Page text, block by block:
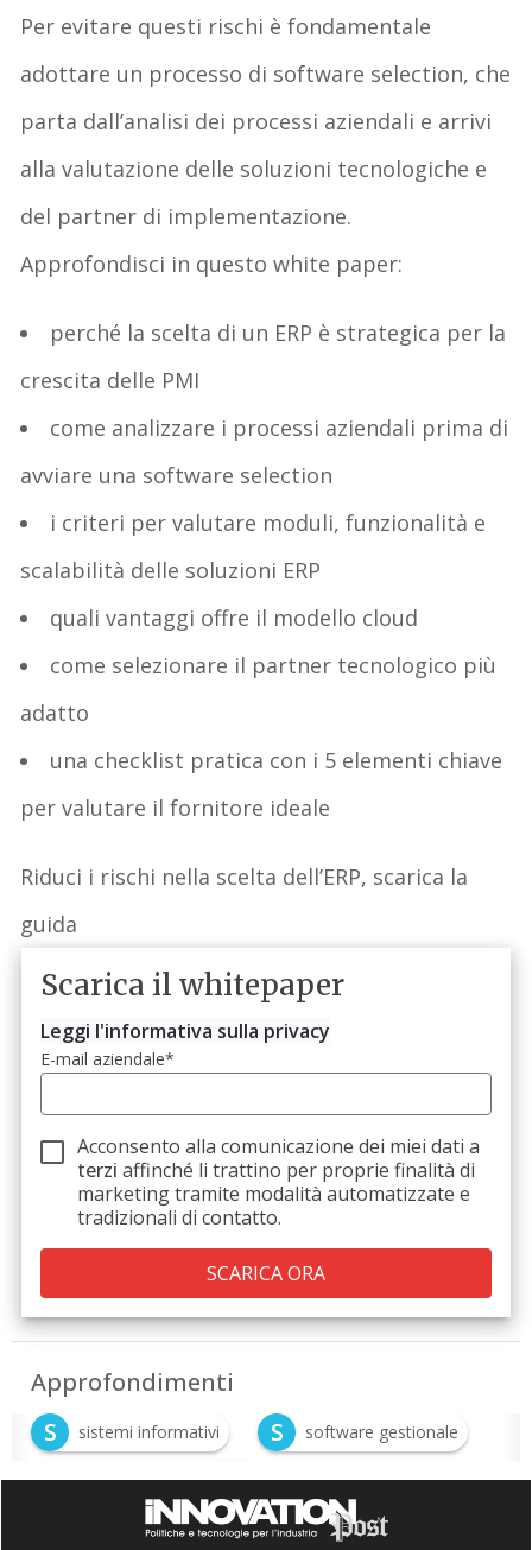
Per evitare questi rischi èfondamentale
adottare un processo di software selection, che
parta dall’analisi dei processi aziendali e arrivi
alla valutazione delle soluzioni tecnologiche e
del partner di implementazione.
Approfondisci in questo white paper:
perché la scelta di un ERP è strategica per la
crescita delle PMI
come analizzare i processi aziendali prima di
avviare una software selection
i criteri per valutare moduli, funzionalità e
scalabilità delle soluzioni ERP
qualivantaggi offre il modello cloud
come selezionare il partner tecnologico più
adatto
una checklist pratica con i 5 elementi chiave
per valutare il fornitore ideale
Riduci i rischi nella scelta dell’ERP, scarica la
guida
Scarica il whitepaper
Leggi l'informativa sulla privacy
E-mail aziendale*
Acconsento alla comunicazione dei miei dati a
terzi affinché li trattino per proprie finalità di
marketing tramite modalità automatizzate e
tradizionali di contatto.
Approfondimenti
S
sistemi informativi S software gestionale
T trasformazione digitale